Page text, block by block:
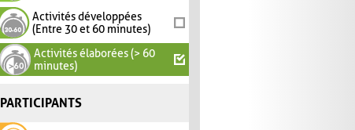
Activités développées
(Entre 30 et 60 minutes)
Activités élaborées (> 60
minutes)
PARTICIPANTS